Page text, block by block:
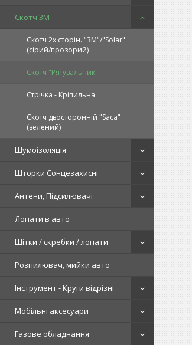
Скотч 3М
Скотч 2х сторін. "3М"/"Solar"
(сірий/прозорий)
Скотч "Рятувальник"
Стрічка - Кріпильна
Скотч двосторонній "Saca"
(зелений)
Шумоізоляція
Шторки Сонцезахисні
Антени, Підсилювачі
Лопати в авто
Щітки / скребки / лопати
Розпилювач, мийки авто
Інструмент - Круги відрізні
Мобільні аксесуари
Газове обладнання